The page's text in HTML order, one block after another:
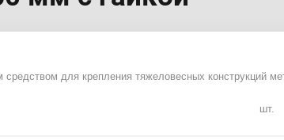
для крепления тяжеловесных конструкций
шт.